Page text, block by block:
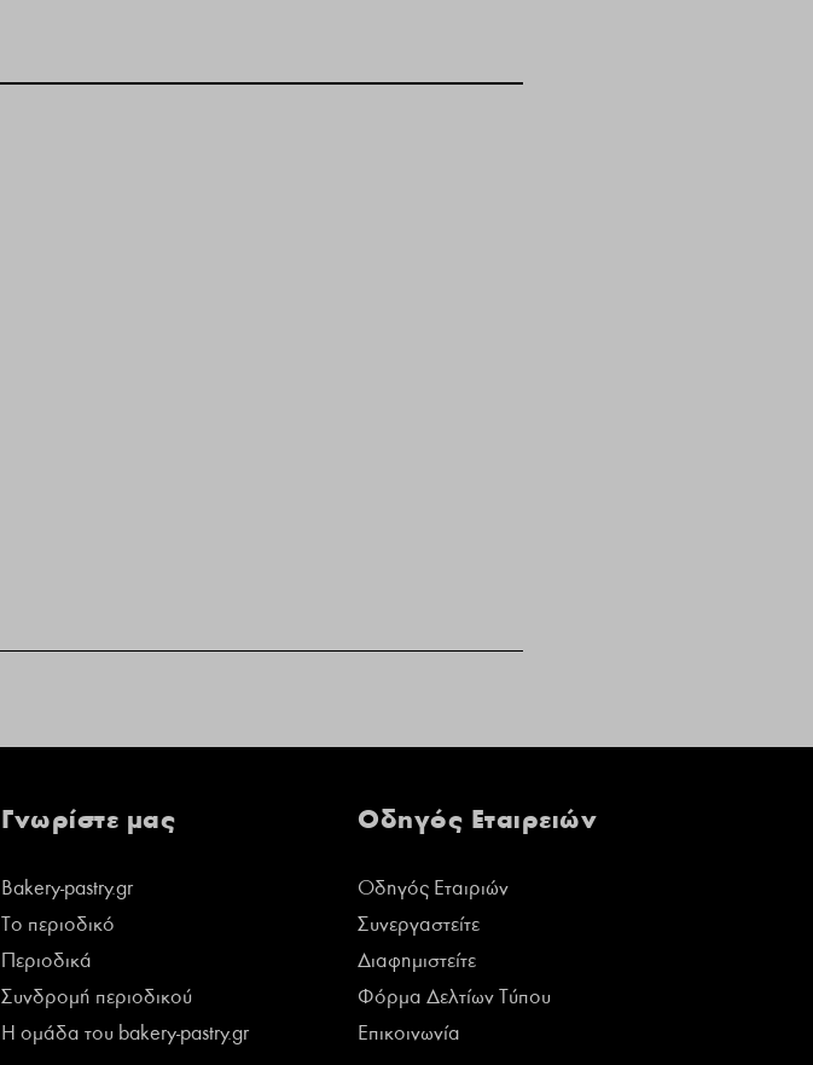
Γνωρίστε μας
Bakery-pastry.gr
Το περιοδικό
Περιοδικά
Συνδρομή περιοδικού
Η ομάδα του bakery-pastry.gr
Οδηγός Εταιρειών
Οδηγός Εταιριών
Συνεργαστείτε
Διαφημιστείτε
Φόρμα Δελτίων Τύπου
Επικοινωνία